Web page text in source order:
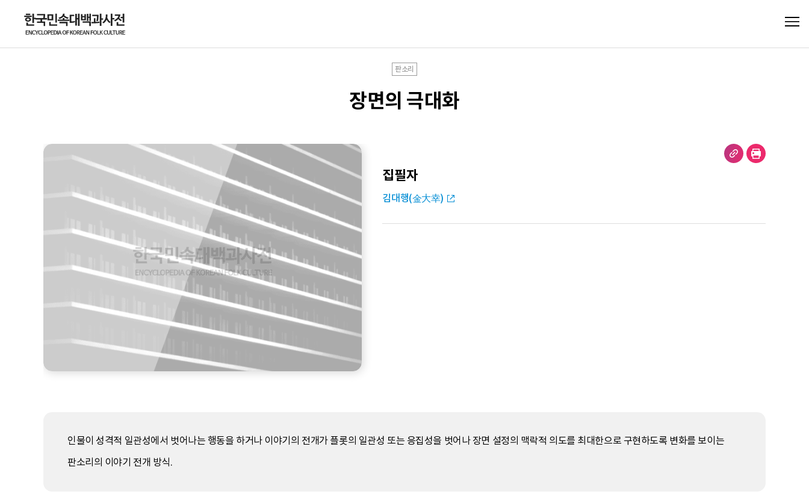
판소리
장면의 극대화
집필자
김대행(金大幸)
인물이 성격적 일관성에서 벗어나는 행동을 하거나 이야기의 전개가 플롯의 일관성 또는 응집성을 벗어나 장면 설정의 맥락적 의도를 최대한으로 구현하도록 변화를 보이는
판소리의 이야기 전개 방식.